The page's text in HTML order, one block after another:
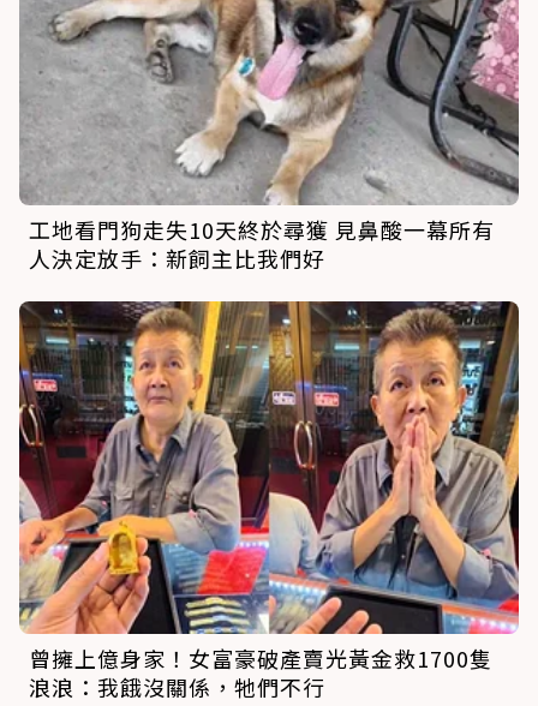
工地看門狗走失10天終於尋獲 見鼻酸一幕所有
人決定放手：新飼主比我們好
曾擁上億身家！女富豪破產賣光黃金救1700隻
浪浪：我餓沒關係，牠們不行